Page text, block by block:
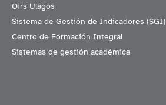
Oirs Ulagos
Sistema de Gestión de Indicadores (SGI)
Centro de Formación Integral
Sistemas de gestión académica